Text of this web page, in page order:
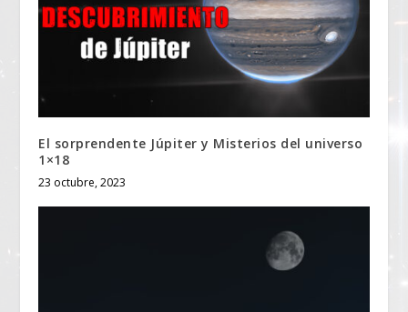
El sorprendente Júpiter y Misterios del universo
1×18
23 octubre, 2023